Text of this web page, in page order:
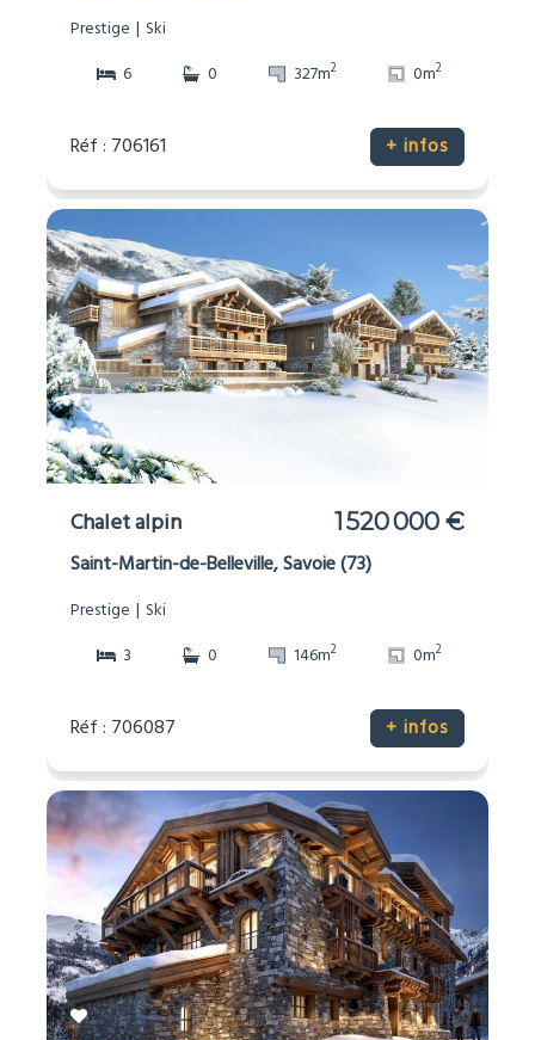
Prestige
Ski
6
0 327m2 0m2
Réf : 706161 + infos
Chalet alpin 1 520 000 €
Saint-Martin-de-Belleville, Savoie (73)
Prestige
Ski
3
0 146m2 0m2
Réf : 706087 + infos